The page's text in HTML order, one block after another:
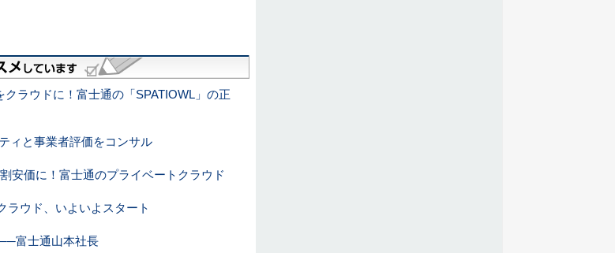
クラウドに！富士通の「SPATIOWL」の正
ィと事業者評価をコンサル
安価に！富士通のプライベートクラウド
ラウド、いよいよスタート
富士通山本社長